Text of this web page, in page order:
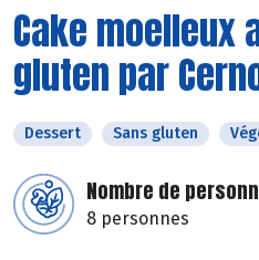
Cake moelleux
gluten par
Dessert Sans gluten
Nombre de
8 personnes